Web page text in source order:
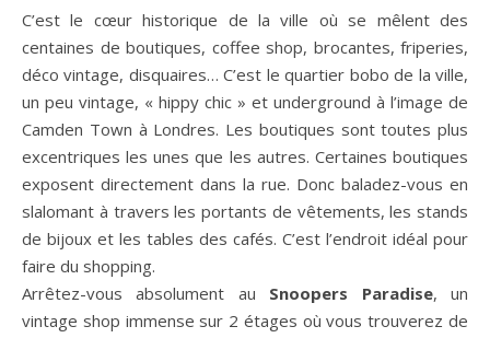
C’est le cœur historique de la ville où se mêlent des
centaines de boutiques, coffee shop, brocantes, friperies,
déco vintage, disquaires… C’est le quartier bobo de la ville,
un peu vintage, « hippy chic » et underground à l’image de
Camden Town à Londres. Les boutiques sont toutes plus
excentriques les unes que les autres. Certaines boutiques
exposent directement dans la rue. Donc baladez-vous en
slalomant à travers les portants de vêtements, les stands
de bijoux et les tables des cafés. C’est l’endroit idéal pour
faire du shopping.
Arrêtez-vous absolument au Snoopers Paradise, un
vintage shop immense sur 2 étages où vous trouverez de